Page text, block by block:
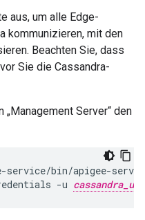
aus, um alle Edge-
kommunizieren, mit den
Beachten Sie, dass
Sie die Cassandra-
„Management Server“ den
bin/apigee-
-u